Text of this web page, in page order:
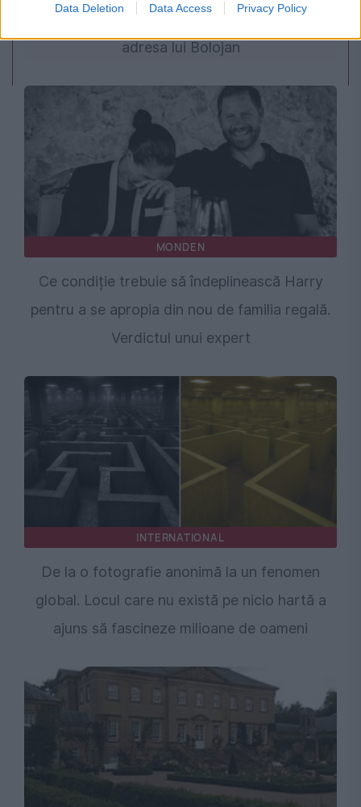
Data Deletion Data Access Privacy Policy
menținerea centralelor pe cărbune. Critici la
adresa lui Bolojan
MONDEN
Ce condiție trebuie să îndeplinească Harry
pentru a se apropia din nou de familia regală.
Verdictul unui expert
INTERNATIONAL
De la o fotografie anonimă la un fenomen
global. Locul care nu există pe nicio hartă a
ajuns să fascineze milioane de oameni